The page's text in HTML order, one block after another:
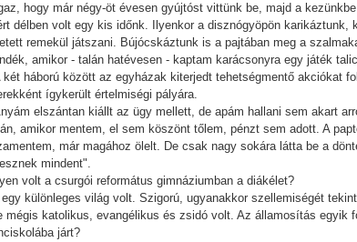
hogy már négy-öt évesen gyújtóst vittünk be, majd a
délben volt egy kis időnk. Ilyenkor a disznógyöpön
remekül játszani. Bújócskáztunk is a pajtában meg a
amikor - talán hatévesen - kaptam karácsonyra egy játék
két háború között az egyházak kiterjedt tehetségmentő akciókat
ígykerült értelmiségi pályára.
elszántan kiállt az ügy mellett, de apám hallani sem akart
amikor mentem, el sem köszönt tőlem, pénzt sem adott. A
már magához ölelt. De csak nagy sokára látta be a
mindent".
volt a csurgói református gimnáziumban a diákélet?
különleges világ volt. Szigorú, ugyanakkor szellemiségét
mégis katolikus, evangélikus és zsidó volt. Az államosítás
járt?